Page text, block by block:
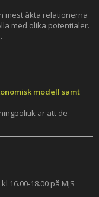
mest äkta relationerna
med olika potentialer.
modell samt
är att de
16.00-18.00 på MjS